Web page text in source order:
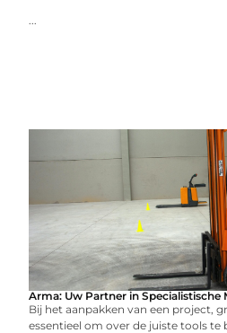
...
Arma: Uw Partner in Specialistische
Bij het aanpakken van een project,
essentieel om over de juiste tools te